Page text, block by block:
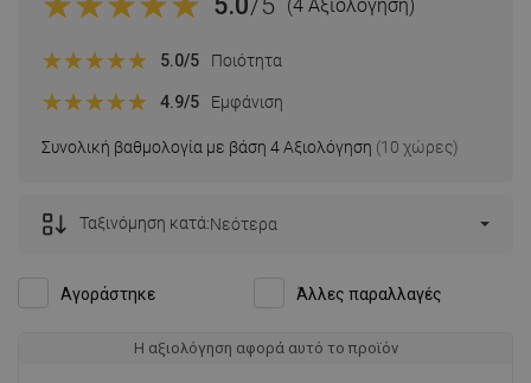
(4 Αξιολόγηση)
Συνολική βαθμολογία με βάση 4 Αξιολόγηση (10 χώρες)
5.0/5 Ποιότητα
4.9/5 Εμφάνιση
Αγοράστηκε Άλλες παραλλαγές
Ταξινόμηση κατά:Νεότερα
Η αξιολόγηση αφορά αυτό το προϊόν